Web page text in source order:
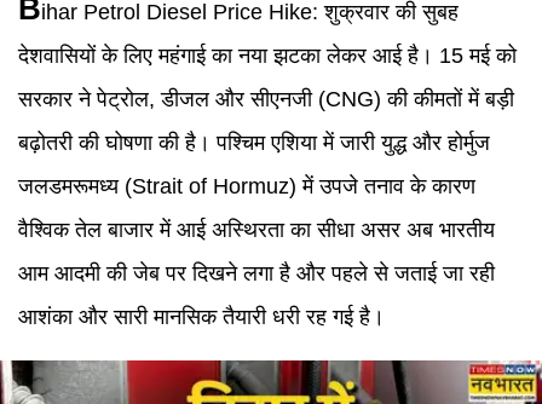
Bihar Petrol Diesel Price Hike: शुक्रवार की सुबह
देशवासियों के लिए महंगाई का नया झटका लेकर आई है। 15 मई को
सरकार ने पेट्रोल, डीजल और सीएनजी (CNG) की कीमतों में बड़ी
बढ़ोतरी की घोषणा की है। पश्चिम एशिया में जारी युद्ध और होर्मुज
जलडमरूमध्य (Strait of Hormuz) में उपजे तनाव के कारण
वैश्विक तेल बाजार में आई अस्थिरता का सीधा असर अब भारतीय
आम आदमी की जेब पर दिखने लगा है और पहले से जताई जा रही
आशंका और सारी मानसिक तैयारी धरी रह गई है।